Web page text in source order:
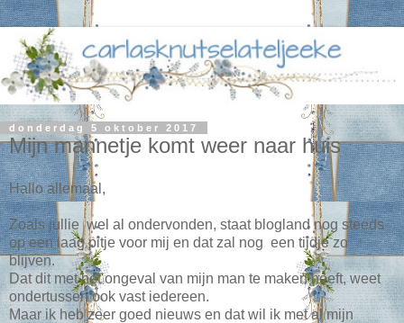
donderdag 5 oktober 2017
Mijn mannetje komt weer naar huis
Hallo allemaal,
Zoals jullie wel al ondervonden, staat blogland nog steeds
op een laag pitje voor mij en dat zal nog een tijdje zo
blijven.
Dat dit met het ongeval van mijn man te maken heeft, weet
ondertussen ook vast iedereen.
Maar ik heb zeer goed nieuws en dat wil ik met al mijn